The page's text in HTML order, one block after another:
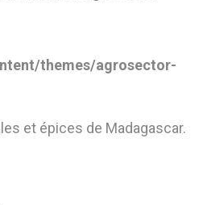
themes/agrosector-
et épices de Madagascar.